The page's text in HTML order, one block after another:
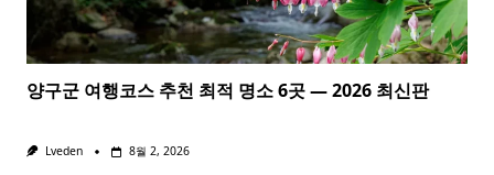
양구군 여행코스 추천 최적 명소 6곳 — 2026 최신판
Lveden 8월 2, 2026